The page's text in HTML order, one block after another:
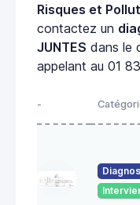
Risques et
contactez un
JUNTES dans le
appelant au 01
-